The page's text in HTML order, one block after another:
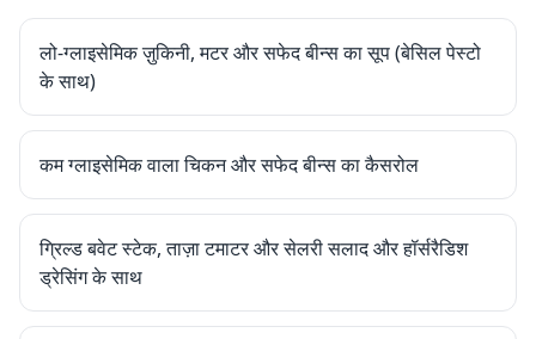
लो-ग्लाइसेमिक ज़ुकिनी, मटर और सफेद बीन्स का सूप (बेसिल पेस्टो
के साथ)
कम ग्लाइसेमिक वाला चिकन और सफेद बीन्स का कैसरोल
ग्रिल्ड बवेट स्टेक, ताज़ा टमाटर और सेलरी सलाद और हॉर्सरैडिश
ड्रेसिंग के साथ